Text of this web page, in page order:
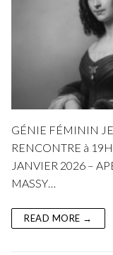
GÉNIE FÉMININ
RENCONTRE à
JANVIER 2026 –
MASSY…
READ MORE →